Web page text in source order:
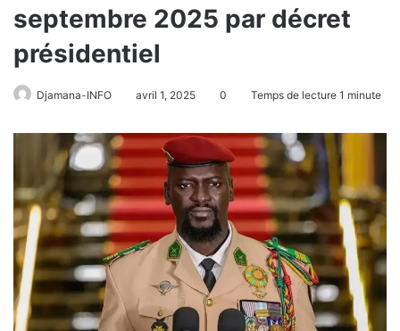
septembre 2025 par décret
présidentiel
Djamana-INFO avril 1, 2025 0 Temps de lecture 1 minute